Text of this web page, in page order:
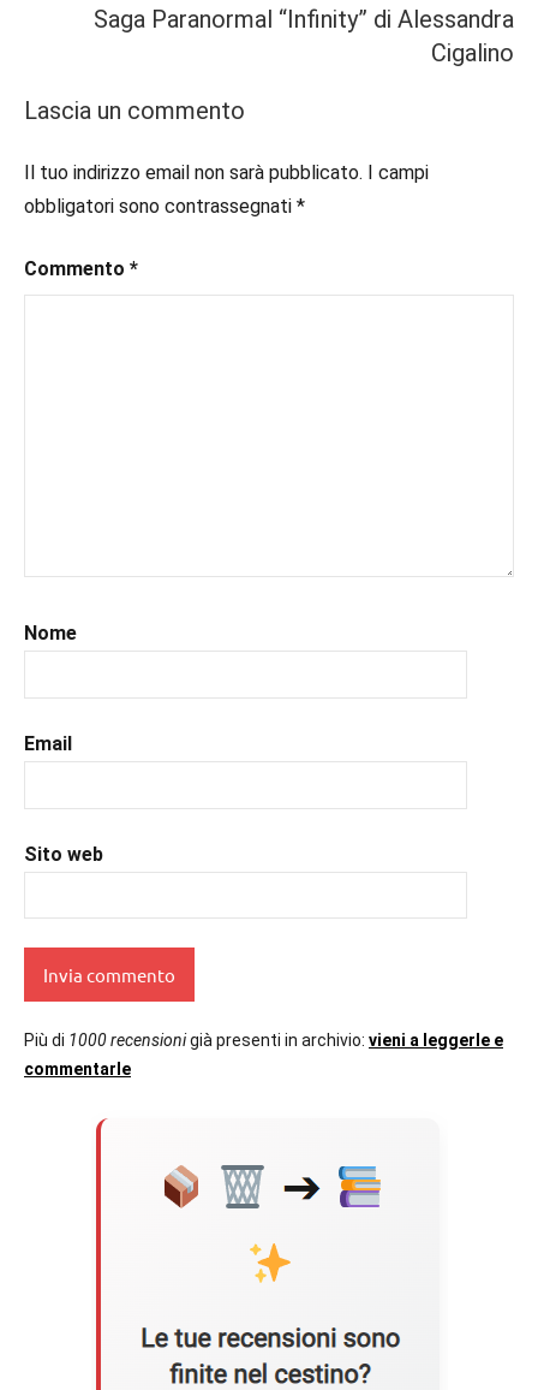
#italianblogger
#libriconsigliati,
#libridaleggere,
#recensioni,
#scrittoriitaliani,
RecensioniSaga Paranormal “Infinity” di Alessandra
Cigalino
Lascia un commento
Il tuo indirizzo email non sarà pubblicato.
I campi
obbligatori sono contrassegnati *
Commento *
Nome
Email
Sito web
Più di 1000 recensionigià presenti in archivio: vieni a leggerle e
commentarle